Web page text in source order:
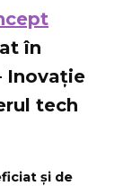
în
Inovație
tech
și de